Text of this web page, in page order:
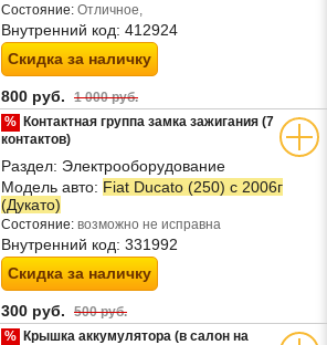
Состояние: Отличное,
Внутренний код: 412924
Скидка за наличку
800 руб. 1 000 руб.
% Контактная группа замка зажигания (7
контактов)
Раздел: Электрооборудование
Модель авто: Fiat Ducato (250) с 2006г
(Дукато)
Состояние: возможно не исправна
Внутренний код: 331992
Скидка за наличку
300 руб. 500 руб.
% Крышка аккумулятора (в салон на